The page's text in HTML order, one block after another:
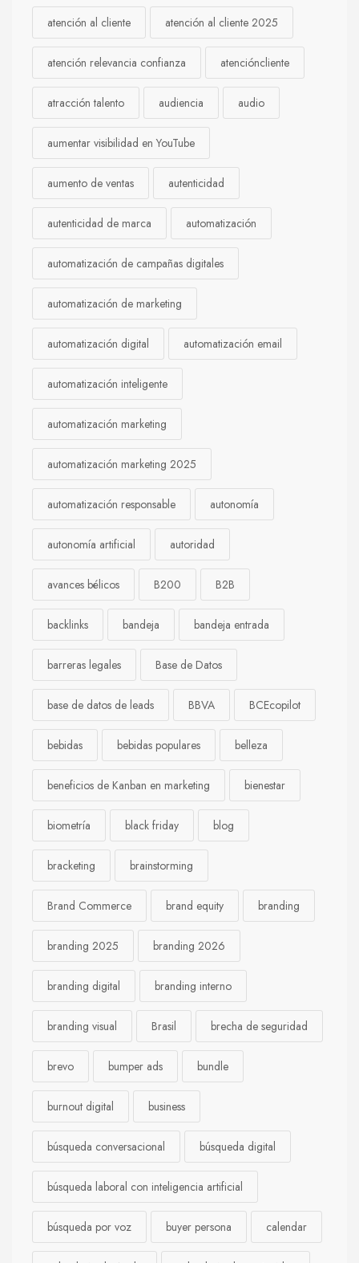
atención al cliente atención al cliente 2025
atención relevancia confianza atencióncliente
atracción talento audiencia audio
aumentar visibilidad en YouTube
aumento de ventas autenticidad
autenticidad de marca automatización
automatización de campañas digitales
automatización de marketing
automatización digital automatización email
automatización inteligente
automatización marketing
automatización marketing 2025
automatización responsable autonomía
autonomía artificial autoridad
avances bélicos B200 B2B
backlinks bandeja bandeja entrada
barreras legales Base de Datos
base de datos de leads BBVA BCEcopilot
bebidas bebidas populares belleza
beneficios de Kanban en marketing bienestar
biometría black friday blog
bracketing brainstorming
Brand Commerce brand equity branding
branding 2025 branding 2026
branding digital branding interno
branding visual Brasil brecha de seguridad
brevo bumper ads bundle
burnout digital business
búsqueda conversacional búsqueda digital
búsqueda laboral con inteligencia artificial
búsqueda por voz buyer persona calendar